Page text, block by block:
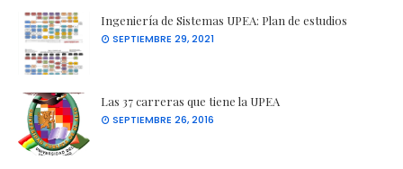
Ingeniería de Sistemas UPEA: Plan de estudios
SEPTIEMBRE 29, 2021
Las 37 carreras que tiene la UPEA
SEPTIEMBRE 26, 2016